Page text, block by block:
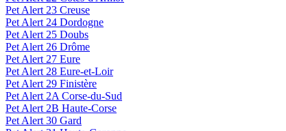
Pet Alert 23 Creuse
Pet Alert 24 Dordogne
Pet Alert 25 Doubs
Pet Alert 26 Drôme
Pet Alert 27 Eure
Pet Alert 28 Eure-et-Loir
Pet Alert 29 Finistère
Pet Alert 2A Corse-du-Sud
Pet Alert 2B Haute-Corse
Pet Alert 30 Gard